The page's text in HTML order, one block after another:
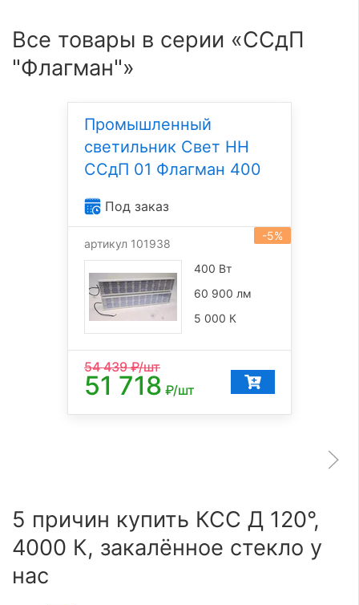
Все товары в серии «ССдП
"Флагман"»
Промышленный
светильник Свет НН
ССдП 01 Флагман 400
Под заказ
-5%
артикул 101938
400 Вт
60 900 лм
5 000 К
54 439₽/шт
51 718 ₽/шт
5 причин купить КСС Д 120°,
4000 К, закалённое стекло у
нас